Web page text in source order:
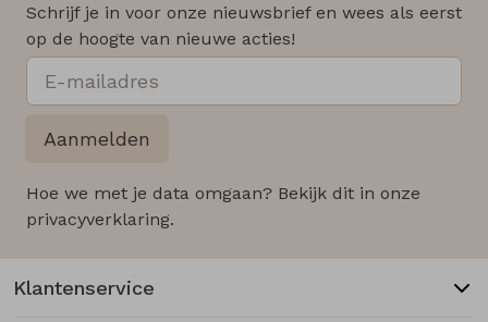
Schrijf je in voor onze nieuwsbrief en wees als eerst
op de hoogte van nieuwe acties!
Aanmelden
Hoe we met je data omgaan? Bekijk dit in onze
privacyverklaring.
Klantenservice